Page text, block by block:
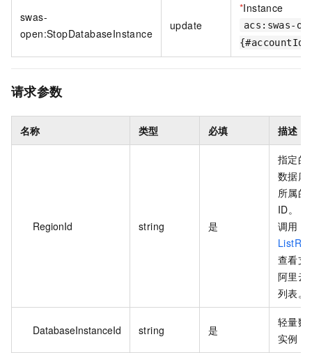
swas-
open:StopDatabaseInstance
update
*Instance
acs:swas-
请求参数
名称 类型 必填 描述
RegionId string 是
指定的
数据库
所属的
ID。
调用
查看支
阿里云
列表。
DatabaseInstanceId string 是
轻量数
实例